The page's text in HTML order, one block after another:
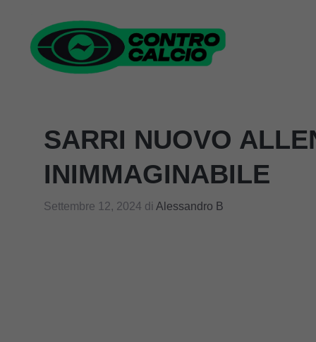
contenuto
SARRI NUOVO
INIMMAGINABILE
Settembre 12, 2024 di Alessandro B